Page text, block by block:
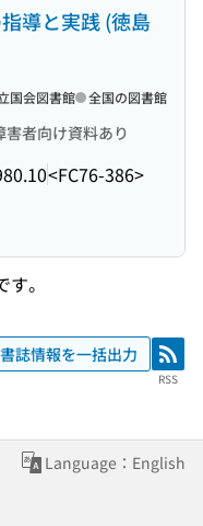
導と実践 (徳島
害者向け資料あり
<FC76-386>
国会図書館 全国の図書館
。
書誌情報を一括出力 RSS
RSS
Language：English